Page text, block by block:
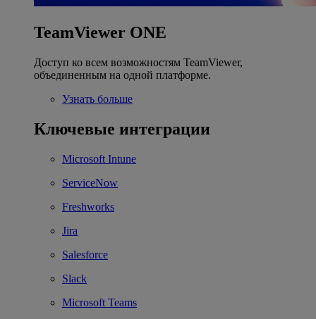
TeamViewer ONE
Доступ ко всем возможностям TeamViewer,
объединенным на одной платформе.
Узнать больше
Ключевые интеграции
Microsoft Intune
ServiceNow
Freshworks
Jira
Salesforce
Slack
Microsoft Teams